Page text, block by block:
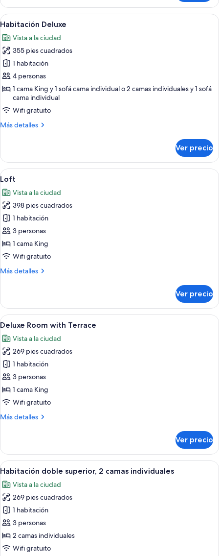
doble
superior,
1
King
size
Abrir
todas
las
fotos
de
Habitación
Deluxe
Habitación de hotel con cama, sofá,
7
Habitación Deluxe
Vista a la ciudad
355 pies cuadrados
1 habitación
4 personas
1 cama King y 1 sofá cama individual o 2 camas individuales y 1 sofá
cama individual
Wifi gratuito
Más detalles
Más
Deluxe
Ver precio
Abrir
todas
las
fotos
de
Loft
Habitación de hotel con una cama
11
Loft
Vista a la ciudad
398 pies cuadrados
1 habitación
3 personas
1 cama King
Wifi gratuito
Más detalles
Más
Ver precio
Abrir
todas
las
fotos
de
Deluxe
Room
with
Terrace
Habitación de hotel con cama,
10
Deluxe Room with Terrace
Vista a la ciudad
269 pies cuadrados
1 habitación
3 personas
1 cama King
Wifi gratuito
Más detalles
Más
Room
with
Terrace
Ver precio
Abrir
todas
las
fotos
de
Habitación
doble
superior,
Habitación de hotel con dos camas,
7
Habitación doble superior, 2 camas individuales
Vista a la ciudad
269 pies cuadrados
1 habitación
3 personas
2 camas individuales
Wifi gratuito